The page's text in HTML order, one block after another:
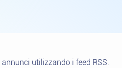
utilizzando i feed RSS.